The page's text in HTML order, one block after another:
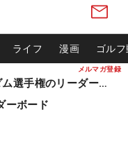
メルマガ登録
ライフ 漫画 ゴル
松山英樹ら出場 ウィンダム選手権のリーダーボード
ボード